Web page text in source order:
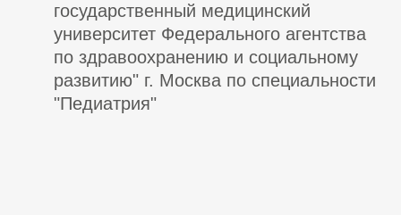
государственный медицинский
университет Федерального агентства
по здравоохранению и социальному
развитию" г. Москва по специальности
"Педиатрия"